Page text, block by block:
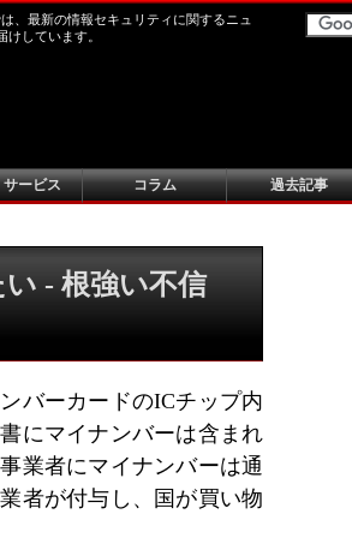
、最新の情報セキュリティに関するニュ
けしています。
ービス コラム 過去記事
- 根強い不信
バーカードのICチップ内
にマイナンバーは含まれ
業者にマイナンバーは通
者が付与し、国が買い物